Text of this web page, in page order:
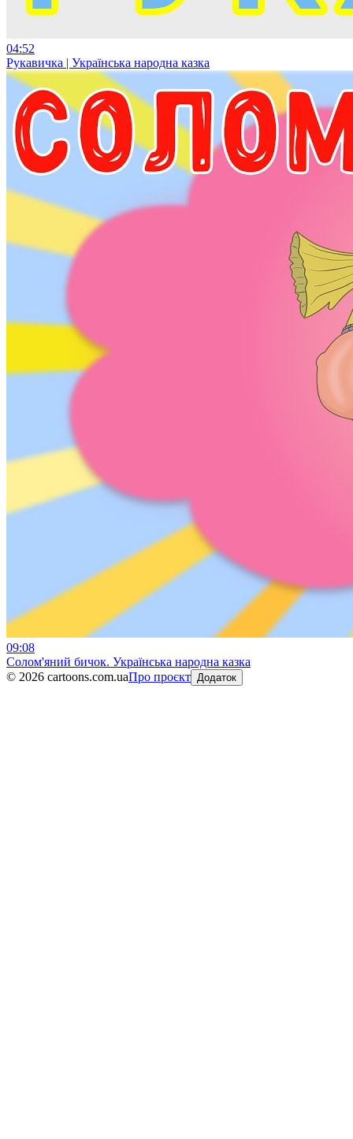
04:52
Рукавичка | Українська народна казка
09:08
Солом'яний бичок. Українська народна казка
© 2026 cartoons.com.uaПро проєкт Додаток